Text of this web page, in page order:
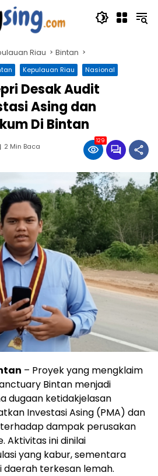
Riau Bintan
Kepulauan Riau Nasional
Desak Audit
Asing dan
Di Bintan
2 Min Baca
129
– Proyek yang mengklaim
Bintan menjadi
dugaan ketidakjelasan
Investasi Asing (PMA) dan
dampak perusakan
Aktivitas ini dinilai
yang kabur, sementara
daerah terkesan lemah.